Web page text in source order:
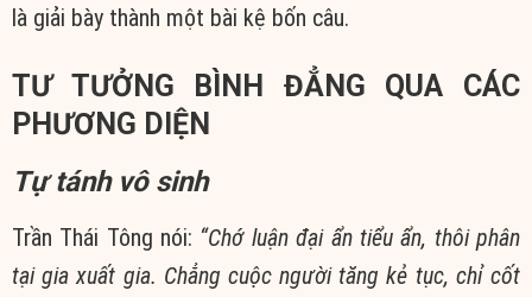
là giải bày thành một bài kệ bốn câu.
TƯ TƯỞNG BÌNH ĐẲNG QUA CÁC
PHƯƠNG DIỆN
Tự tánh vô sinh
Trần Thái Tông nói: “Chớ luận đại ẩn tiểu ẩn, thôi phân
tại gia xuất gia. Chẳng cuộc người tăng kẻ tục, chỉ cốt